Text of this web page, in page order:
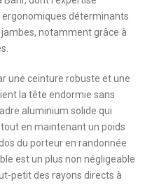
déterminants
notamment grâce à
une ceinture robuste et une
la tête endormie sans
aluminium solide qui
en maintenant un poids
du porteur en randonnée
est un plus non négligeable
petit des rayons directs à